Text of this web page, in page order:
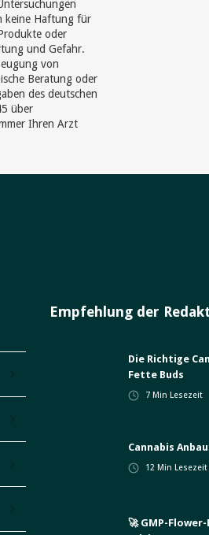
keine Haftung für
oder
und Gefahr.
von
Beratung oder
des deutschen
über
Ihren Arzt
Empfehlung der
Die Richtige
Fette Buds
7Min Lesezeit
Cannabis
12 Min Lesezeit
🚀 GMP-